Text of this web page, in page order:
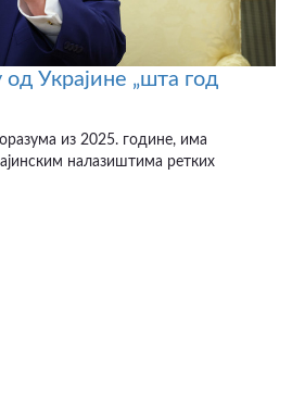
Украјине „шта год
из 2025. године, има
налазиштима ретких